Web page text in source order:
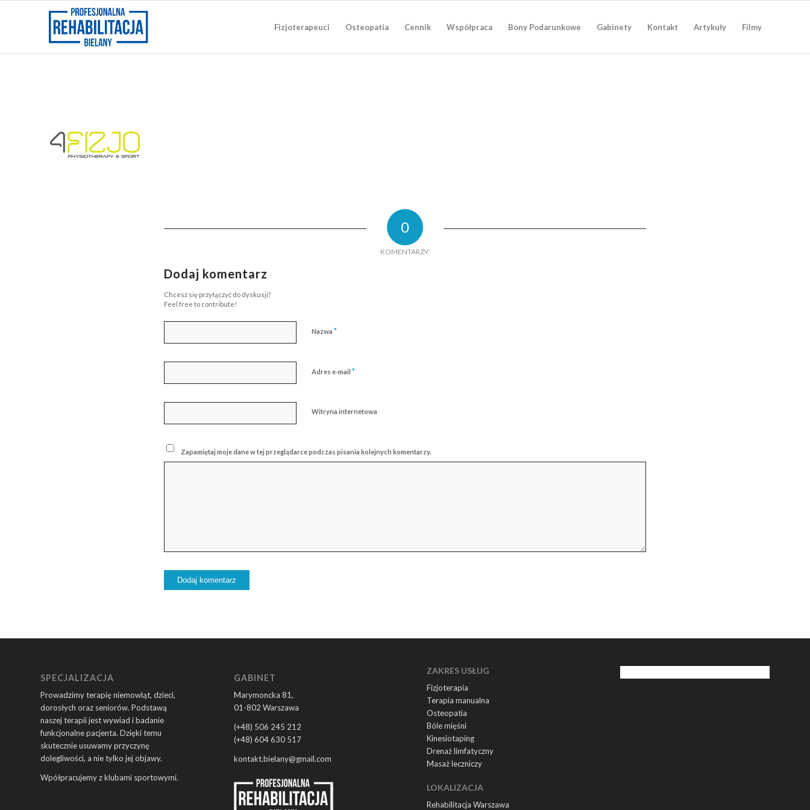
Fizjoterapeuci Osteopatia Cennik Współpraca Bony Podarunkowe Gabinety Kontakt Artykuły Filmy
0
KOMENTARZY:
Dodaj komentarz
Chcesz się przyłączyć do dyskusji?
Feel free to contribute!
Nazwa *
Adres e-mail *
Witryna internetowa
Zapamiętaj moje dane w tej przeglądarce podczas pisania kolejnych komentarzy.
SPECJALIZACJA
Prowadzimy terapię niemowląt, dzieci,
dorosłych oraz seniorów. Podstawą
naszej terapii jest wywiad i badanie
funkcjonalne pacjenta. Dzięki temu
skutecznie usuwamy przyczynę
dolegliwości, a nie tylko jej objawy.
Wpółpracujemy z klubami sportowymi.
GABINET
Marymoncka 81,
01-802 Warszawa
(+48) 506 245 212
(+48) 604 630 517
kontakt.bielany@gmail.com
ZAKRES USŁUG
Fizjoterapia
Terapia manualna
Osteopatia
Bóle mięśni
Kinesiotaping
Drenaż limfatyczny
Masaż leczniczy
LOKALIZACJA
Rehabilitacja Warszawa